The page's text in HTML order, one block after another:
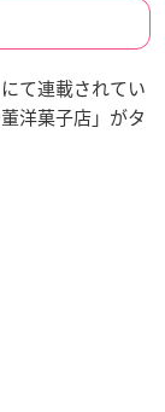
て連載されてい
洋菓子店」がタ